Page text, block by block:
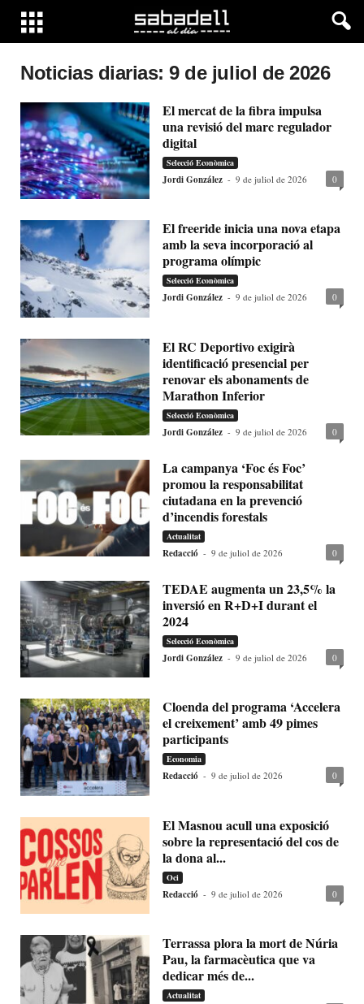
Noticias diarias: 9 de juliol de 2026
El mercat de la fibra impulsa
una revisió del marc regulador
digital
Selecció Econòmica
Jordi González - 9 de juliol de 2026 0
El freeride inicia una nova etapa
amb la seva incorporació al
programa olímpic
Selecció Econòmica
Jordi González - 9 de juliol de 2026 0
El RC Deportivo exigirà
identificació presencial per
renovar els abonaments de
Marathon Inferior
Selecció Econòmica
Jordi González - 9 de juliol de 2026 0
La campanya ‘Foc és Foc’
promou la responsabilitat
ciutadana en la prevenció
d’incendis forestals
Actualitat
Redacció - 9 de juliol de 2026 0
TEDAE augmenta un 23,5% la
inversió en R+D+I durant el
2024
Selecció Econòmica
Jordi González - 9 de juliol de 2026 0
Cloenda del programa ‘Accelera
el creixement’ amb 49 pimes
participants
Economia
Redacció - 9 de juliol de 2026 0
El Masnou acull una exposició
sobre la representació del cos de
la dona al...
Oci
Redacció - 9 de juliol de 2026 0
Terrassa plora la mort de Núria
Pau, la farmacèutica que va
dedicar més de...
Actualitat